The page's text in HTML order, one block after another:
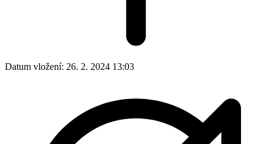
Datum vložení: 26. 2. 2024 13:03